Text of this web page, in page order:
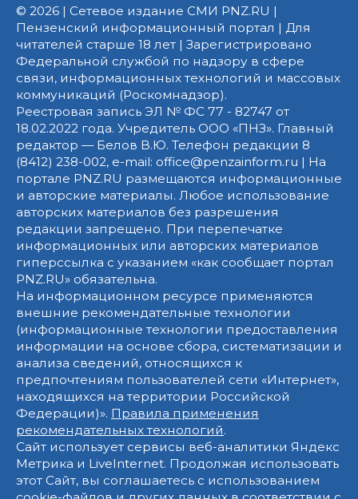
© 2026 | Сетевое издание СМИ PNZ.RU |
Пензенский информационный портал | Для
читателей старше 18 лет | Зарегистрировано
Федеральной службой по надзору в сфере
связи, информационных технологий и массовых
коммуникаций (Роскомнадзор).
Реестровая запись ЭЛ № ФС 77 - 82747 от
18.02.2022 года. Учредитель ООО «ПНЗ». Главный
редактор — Белов В.Ю. Телефон редакции 8
(8412) 238-002, e-mail: office@penzainform.ru | На
портале PNZ.RU размещаются информационные
и авторские материалы. Любое использование
авторских материалов без разрешения
редакции запрещено. При перепечатке
информационных или авторских материалов
гиперссылка с указанием «как сообщает портал
PNZ.RU» обязательна.
На информационном ресурсе применяются
внешние рекомендательные технологии
(информационные технологии предоставления
информации на основе сбора, систематизации и
анализа сведений, относящихся к
предпочтениям пользователей сети «Интернет»,
находящихся на территории Российской
Федерации)». Правила применения
рекомендательных технологий.
Сайт использует сервисы веб-аналитики Яндекс
Метрика и LiveInternet. Продолжая использовать
этот Сайт, вы соглашаетесь с использованием